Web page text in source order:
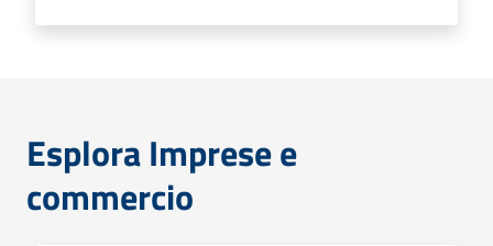
Esplora Imprese e
commercio